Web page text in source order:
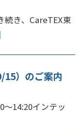
続き、CareTEX東
15）のご案内
～14:20インテッ